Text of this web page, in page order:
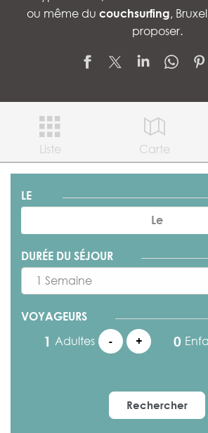
ou même du couchsurfing,
proposer.
Liste Carte
LE
DURÉE DU SÉJOUR
VOYAGEURS
Adultes
- +
Rechercher